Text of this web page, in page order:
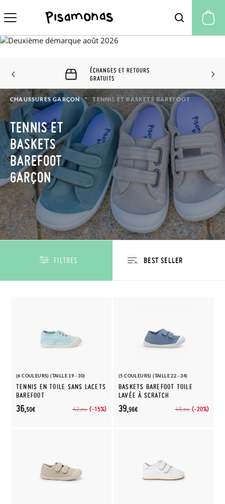
ÉCHANGES ET RETOURS 60
JOURS
CHAUSSURES GARÇON TENNIS ET BASKETS BAREFOOT
TENNIS ET
BASKETS
BAREFOOT
GARÇON
FILTRES
(6 COULEURS) (TAILLE 19 - 30)
TENNIS EN TOILE SANS LACETS
BAREFOOT
42,95€ (-15%)
36,50€
(5 COULEURS) (TAILLE 22 - 34)
BASKETS BAREFOOT TOILE
LAVÉE À SCRATCH
49,95€ (-20%)
39,96€